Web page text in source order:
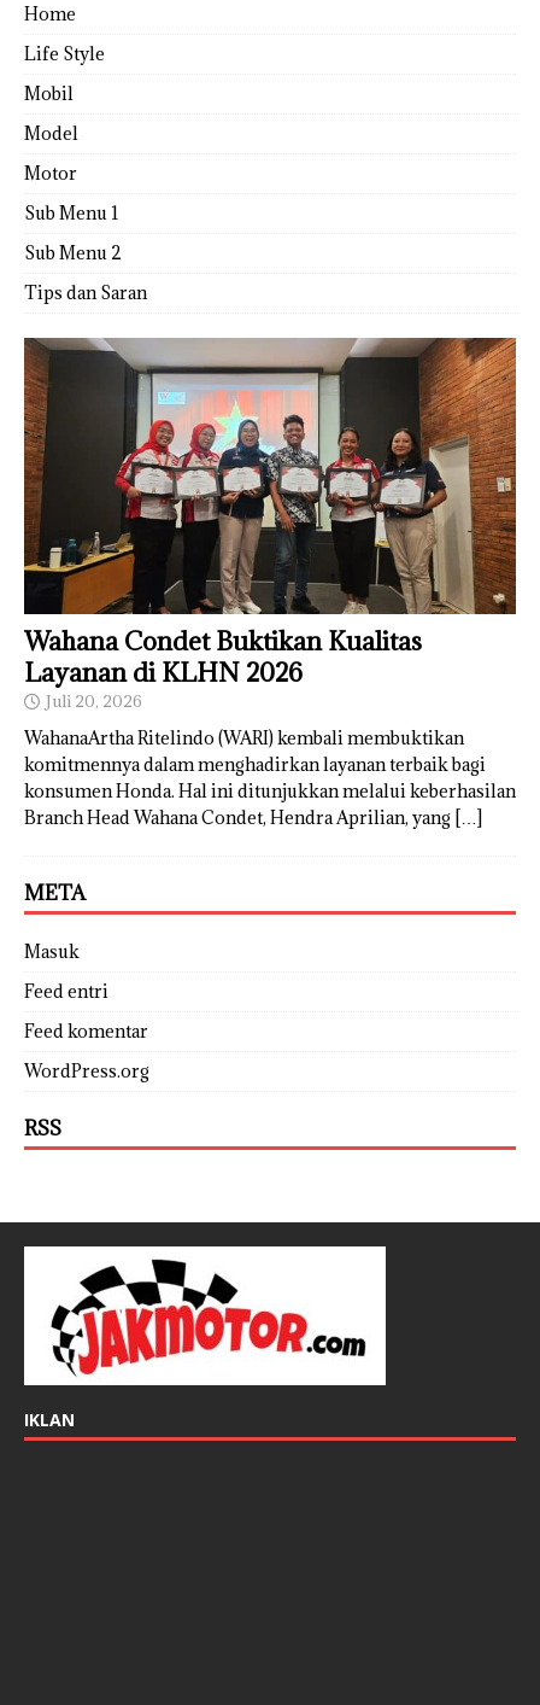
Home
Life Style
Mobil
Model
Motor
Sub Menu 1
Sub Menu 2
Tips dan Saran
Wahana Condet Buktikan Kualitas
Layanan di KLHN 2026
Juli 20, 2026
WahanaArtha Ritelindo (WARI) kembali membuktikan
komitmennya dalam menghadirkan layanan terbaik bagi
konsumen Honda. Hal ini ditunjukkan melalui keberhasilan
Branch Head Wahana Condet, Hendra Aprilian, yang […]
META
Masuk
Feed entri
Feed komentar
WordPress.org
RSS
IKLAN